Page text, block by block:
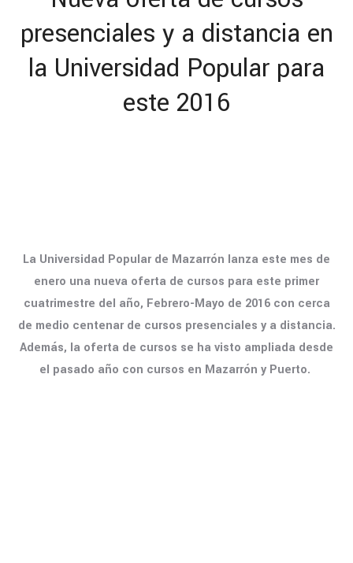
presenciales y a distancia en
la Universidad Popular para
este 2016
La Universidad Popular de Mazarrón lanza este mes de
enero una nueva oferta de cursos para este primer
cuatrimestre del año, Febrero-Mayo de 2016 con cerca
de medio centenar de cursos presenciales y a distancia.
Además, la oferta de cursos se ha visto ampliada desde
el pasado año con cursos en Mazarrón y Puerto.